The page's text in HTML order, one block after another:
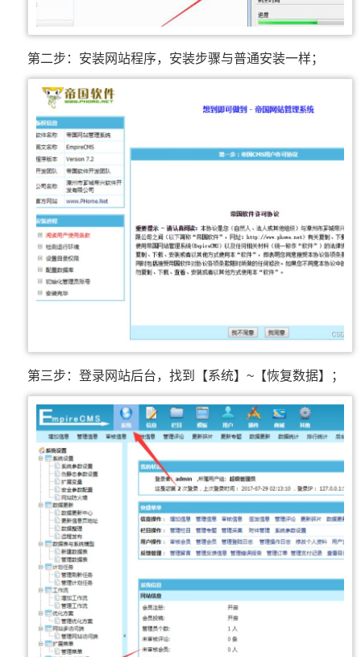
第二步：安装网站程序，安装步骤与普通安装一样；
第三步：登录网站后台，找到【系统】~【恢复数据】；